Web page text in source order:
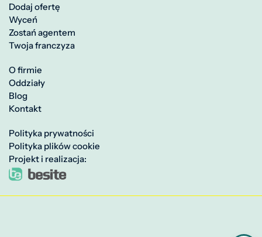
Dodaj ofertę
Wyceń
Zostań agentem
Twoja franczyza
O firmie
Oddziały
Blog
Kontakt
Polityka prywatności
Polityka plików cookie
Projekt i realizacja: